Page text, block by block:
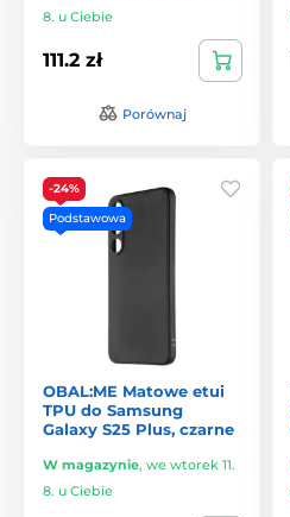
8. u Ciebie
111.2 zł
Porównaj
-24%
Podstawowa
OBAL:ME Matowe etui
TPU do Samsung
Galaxy S25 Plus, czarne
W magazynie, we wtorek 11.
8. u Ciebie